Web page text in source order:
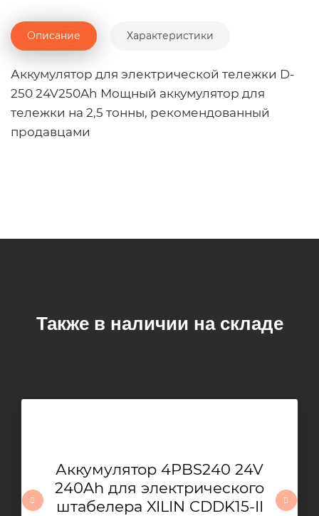
Описание Характеристики
Аккумулятор для электрической тележки D-
250 24V250Ah Мощный аккумулятор для
тележки на 2,5 тонны, рекомендованный
продавцами
Также в наличии на складе
Аккумулятор 4PBS240 24V
240Ah для электрического
штабелера XILIN CDDK15-II